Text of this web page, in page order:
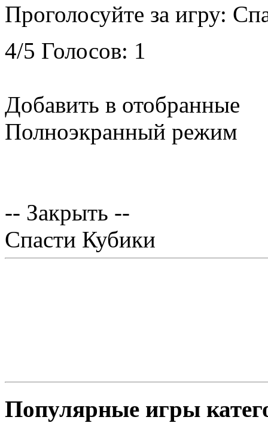
Проголосуйте за игру:
4/5 Голосов: 1
Добавить в отобранные
Полноэкранный режим
-- Закрыть --
Спасти Кубики
Популярные игры